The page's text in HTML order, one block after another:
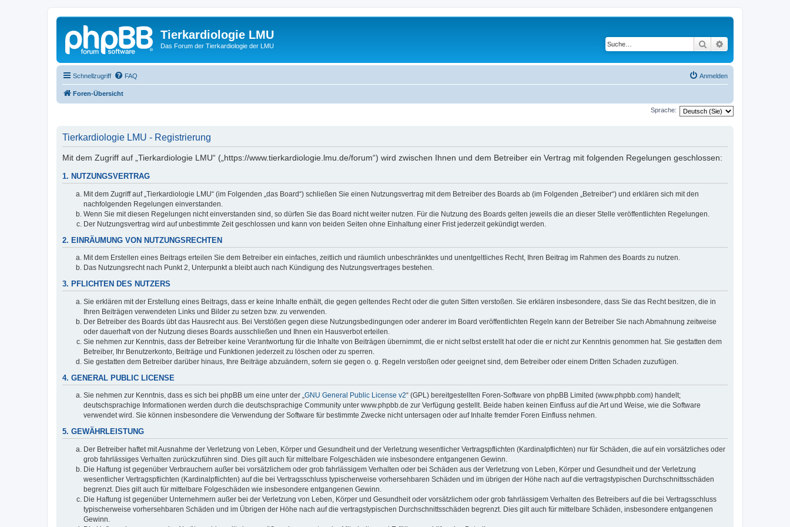
Tierkardiologie LMU
Das Forum der Tierkardiologie der LMU Suche
Schnellzugriff FAQ Anmelden
Foren-Übersicht
Sprache:
Tierkardiologie LMU - Registrierung
Mit dem Zugriff auf „Tierkardiologie LMU“ („https://www.tierkardiologie.lmu.de/forum“) wird zwischen Ihnen und dem Betreiber ein Vertrag mit folgenden Regelungen geschlossen:
1. NUTZUNGSVERTRAG
Mit dem Zugriff auf „Tierkardiologie LMU“ (im Folgenden „das Board“) schließen Sie einen Nutzungsvertrag mit dem Betreiber des Boards ab (im Folgenden „Betreiber“) und erklären sich mit den
nachfolgenden Regelungen einverstanden.
Wenn Sie mit diesen Regelungen nicht einverstanden sind, so dürfen Sie das Board nicht weiter nutzen. Für die Nutzung des Boards gelten jeweils die an dieser Stelle veröffentlichten Regelungen.
Der Nutzungsvertrag wird auf unbestimmte Zeit geschlossen und kann von beiden Seiten ohne Einhaltung einer Frist jederzeit gekündigt werden.
2. EINRÄUMUNG VON NUTZUNGSRECHTEN
Mit dem Erstellen eines Beitrags erteilen Sie dem Betreiber ein einfaches, zeitlich und räumlich unbeschränktes und unentgeltliches Recht, Ihren Beitrag im Rahmen des Boards zu nutzen.
Das Nutzungsrecht nach Punkt 2, Unterpunkt a bleibt auch nach Kündigung des Nutzungsvertrages bestehen.
3. PFLICHTEN DES NUTZERS
Sie erklären mit der Erstellung eines Beitrags, dass er keine Inhalte enthält, die gegen geltendes Recht oder die guten Sitten verstoßen. Sie erklären insbesondere, dass Sie das Recht besitzen, die in
Ihren Beiträgen verwendeten Links und Bilder zu setzen bzw. zu verwenden.
Der Betreiber des Boards übt das Hausrecht aus. Bei Verstößen gegen diese Nutzungsbedingungen oder anderer im Board veröffentlichten Regeln kann der Betreiber Sie nach Abmahnung zeitweise
oder dauerhaft von der Nutzung dieses Boards ausschließen und Ihnen ein Hausverbot erteilen.
Sie nehmen zur Kenntnis, dass der Betreiber keine Verantwortung für die Inhalte von Beiträgen übernimmt, die er nicht selbst erstellt hat oder die er nicht zur Kenntnis genommen hat. Sie gestatten dem
Betreiber, Ihr Benutzerkonto, Beiträge und Funktionen jederzeit zu löschen oder zu sperren.
Sie gestatten dem Betreiber darüber hinaus, Ihre Beiträge abzuändern, sofern sie gegen o. g. Regeln verstoßen oder geeignet sind, dem Betreiber oder einem Dritten Schaden zuzufügen.
4. GENERAL PUBLIC LICENSE
Sie nehmen zur Kenntnis, dass es sich bei phpBB um eine unter der „GNU General Public License v2“ (GPL) bereitgestellten Foren-Software von phpBB Limited (www.phpbb.com) handelt;
deutschsprachige Informationen werden durch die deutschsprachige Community unter www.phpbb.de zur Verfügung gestellt. Beide haben keinen Einfluss auf die Art und Weise, wie die Software
verwendet wird. Sie können insbesondere die Verwendung der Software für bestimmte Zwecke nicht untersagen oder auf Inhalte fremder Foren Einfluss nehmen.
5. GEWÄHRLEISTUNG
Der Betreiber haftet mit Ausnahme der Verletzung von Leben, Körper und Gesundheit und der Verletzung wesentlicher Vertragspflichten (Kardinalpflichten) nur für Schäden, die auf ein vorsätzliches oder
grob fahrlässiges Verhalten zurückzuführen sind. Dies gilt auch für mittelbare Folgeschäden wie insbesondere entgangenen Gewinn.
Die Haftung ist gegenüber Verbrauchern außer bei vorsätzlichem oder grob fahrlässigem Verhalten oder bei Schäden aus der Verletzung von Leben, Körper und Gesundheit und der Verletzung
wesentlicher Vertragspflichten (Kardinalpflichten) auf die bei Vertragsschluss typischerweise vorhersehbaren Schäden und im übrigen der Höhe nach auf die vertragstypischen Durchschnittsschäden
begrenzt. Dies gilt auch für mittelbare Folgeschäden wie insbesondere entgangenen Gewinn.
Die Haftung ist gegenüber Unternehmern außer bei der Verletzung von Leben, Körper und Gesundheit oder vorsätzlichem oder grob fahrlässigem Verhalten des Betreibers auf die bei Vertragsschluss
typischerweise vorhersehbaren Schäden und im Übrigen der Höhe nach auf die vertragstypischen Durchschnittsschäden begrenzt. Dies gilt auch für mittelbare Schäden, insbesondere entgangenen
Gewinn.